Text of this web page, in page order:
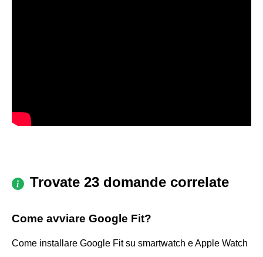
Trovate 23 domande correlate
Come avviare Google Fit?
Come installare Google Fit su smartwatch e Apple Watch